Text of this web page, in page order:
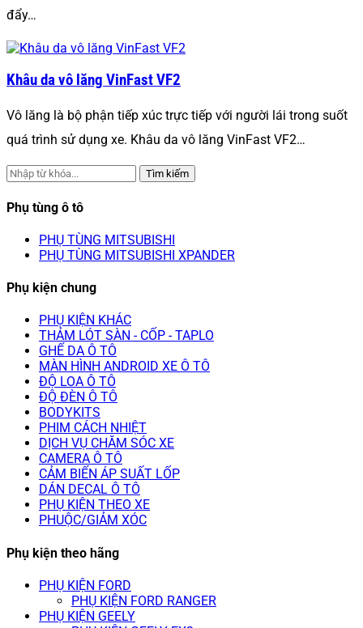
đẩy…
Khâu da vô lăng VinFast VF2
Vô lăng là bộ phận tiếp xúc trực tiếp với người lái trong suốt
quá trình sử dụng xe. Khâu da vô lăng VinFast VF2…
Tìm kiếm
Phụ tùng ô tô
PHỤ TÙNG MITSUBISHI
PHỤ TÙNG MITSUBISHI XPANDER
Phụ kiện chung
PHỤ KIỆN KHÁC
THẢM LÓT SÀN - CỐP - TAPLO
GHẾ DA Ô TÔ
MÀN HÌNH ANDROID XE Ô TÔ
ĐỘ LOA Ô TÔ
ĐỘ ĐÈN Ô TÔ
BODYKITS
PHIM CÁCH NHIỆT
DỊCH VỤ CHĂM SÓC XE
CAMERA Ô TÔ
CẢM BIẾN ÁP SUẤT LỐP
DÁN DECAL Ô TÔ
PHỤ KIỆN THEO XE
PHUỘC/GIẢM XÓC
Phụ kiện theo hãng
PHỤ KIỆN FORD
PHỤ KIỆN FORD RANGER
PHỤ KIỆN GEELY